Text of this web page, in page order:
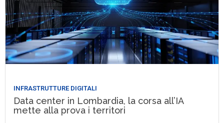
INFRASTRUTTURE DIGITALI
Data center in Lombardia, la corsa all’IA
mette alla prova i territori